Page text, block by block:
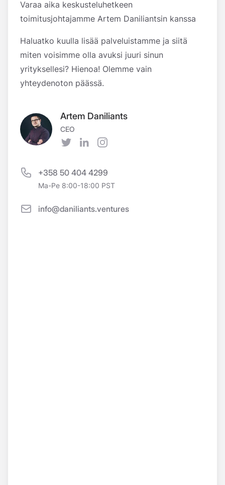
Varaa aika keskusteluhetkeen
toimitusjohtajamme Artem Daniliantsin kanssa
Haluatko kuulla lisää palveluistamme ja siitä
miten voisimme olla avuksi juuri sinun
yrityksellesi? Hienoa! Olemme vain
yhteydenoton päässä.
Artem Daniliants
CEO
TwitterLinkedInInstagram
+358 50 404 4299
Ma-Pe 8:00-18:00 PST
info@daniliants.ventures